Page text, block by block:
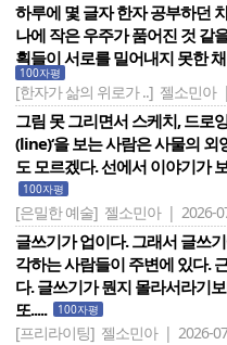
하루에 몇 글자 한자 공부하던
나에 작은 우주가 품어진 것 같
획들이 서로를 밀어내지 못한
100자평
[한자가 삶의 위로가 ..] 젤소민아
그림 못 그리면서 스케치, 드로
(line)‘을 보는 사람은 사물의
도 모르겠다. 선에서 이야기가
100자평
[은밀한 예술] 젤소민아 | 2026-
글쓰기가 업이다. 그래서 글쓰
각하는 사람들이 주변에 있다.
다. 글쓰기가 뭔지 몰라서라기
또.....
100자평
[프리라이팅] 젤소민아 | 2026-